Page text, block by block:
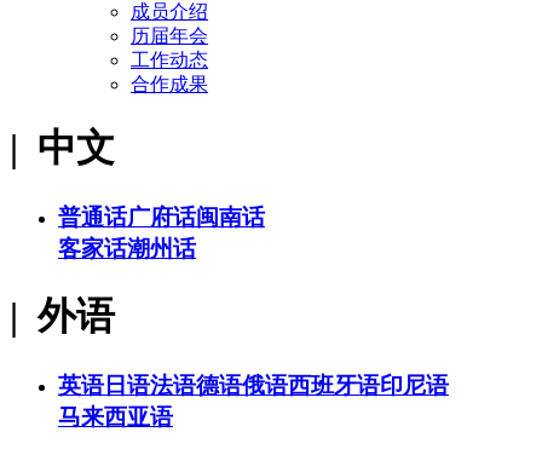
成员介绍
历届年会
工作动态
合作成果
| 中文
普通话广府话闽南话
客家话潮州话
| 外语
英语日语法语德语俄语西班牙语印尼语
马来西亚语